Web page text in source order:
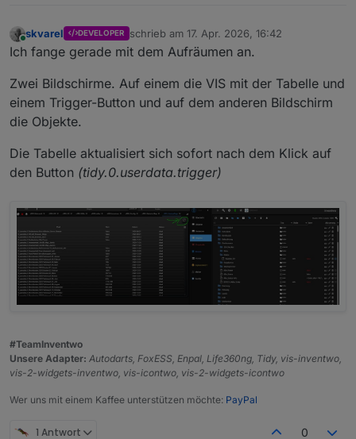
Online
skvarel DEVELOPER schrieb am 17. Apr. 2026, 16:42
zuletzt editiert von
Ich fange gerade mit dem Aufräumen an.
Zwei Bildschirme. Auf einem die VIS mit der Tabelle und
einem Trigger-Button und auf dem anderen Bildschirm
die Objekte.
Die Tabelle aktualisiert sich sofort nach dem Klick auf
den Button (tidy.0.userdata.trigger)
#TeamInventwo
Unsere Adapter: Autodarts, FoxESS, Enpal, Life360ng, Tidy, vis-inventwo,
vis-2-widgets-inventwo, vis-icontwo, vis-2-widgets-icontwo
Wer uns mit einem Kaffee unterstützen möchte: PayPal
1 Antwort 0